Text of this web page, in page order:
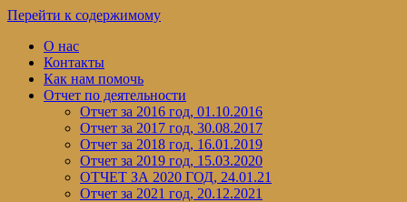
Перейти к содержимому
О нас
Контакты
Как нам помочь
Отчет по деятельности
Отчет за 2016 год, 01.10.2016
Отчет за 2017 год, 30.08.2017
Отчет за 2018 год, 16.01.2019
Отчет за 2019 год, 15.03.2020
ОТЧЕТ ЗА 2020 ГОД, 24.01.21
Отчет за 2021 год, 20.12.2021